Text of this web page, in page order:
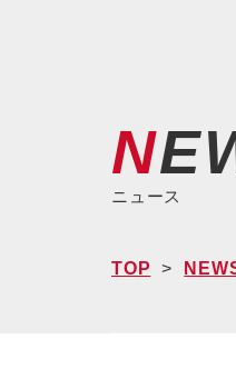
ニュース
TOP